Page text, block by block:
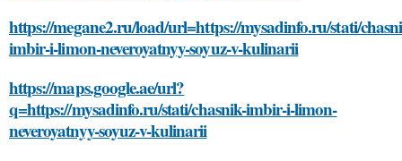
https://megane2.ru/load/url=https://mysadinfo.ru/stati/
imbir-i-limon-neveroyatnyy-soyuz-v-kulinarii
https://maps.google.ae/url?
q=https://mysadinfo.ru/stati/chasnik-imbir-i-limon-
neveroyatnyy-soyuz-v-kulinarii